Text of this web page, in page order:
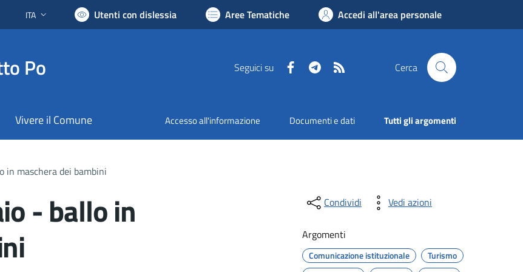
Lingua attiva:
ITA Utenti con dislessia Aree Tematiche Accedi all'area personale
Po Seguici su FacebookTelegram Cerca
Vivere il Comune Accesso all'informazione Documenti e dati Tutti gli argomenti
in maschera dei bambini
- ballo in
Condividi Vedi azioni
Argomenti
Comunicazione istituzionale
Turismo